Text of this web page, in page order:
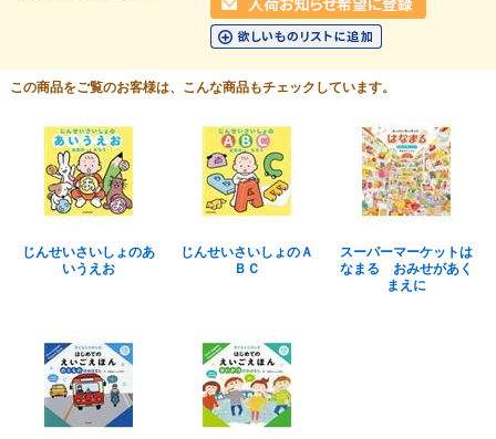
この商品をご覧のお客様は、こんな商品もチェックしています。
じんせいさいしょのあ
いうえお
じんせいさいしょのＡ
ＢＣ
スーパーマーケットは
なまる おみせがあく
まえに